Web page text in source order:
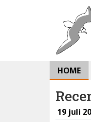
HOME
19 juli